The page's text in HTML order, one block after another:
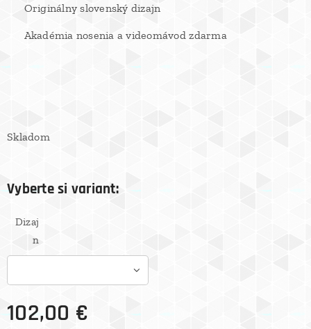
✔ Originálny slovenský dizajn
✔ Akadémia nosenia a videomávod zdarma
Skladom
Vyberte si variant:
Dizaj
n
102,00 €